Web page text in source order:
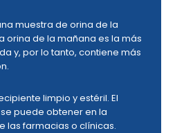
muestra de orina de la
orina de la mañana es la más
y, por lo tanto, contiene más
limpio y estéril. El
puede obtener en la
las farmacias o clínicas.